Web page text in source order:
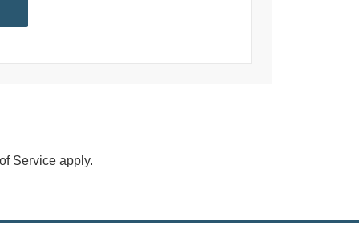
Service apply.